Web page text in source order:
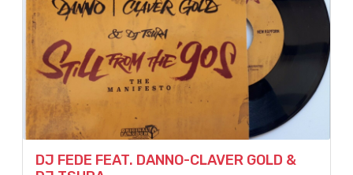
DJ FEDE FEAT. DANNO-CLAVER GOLD &